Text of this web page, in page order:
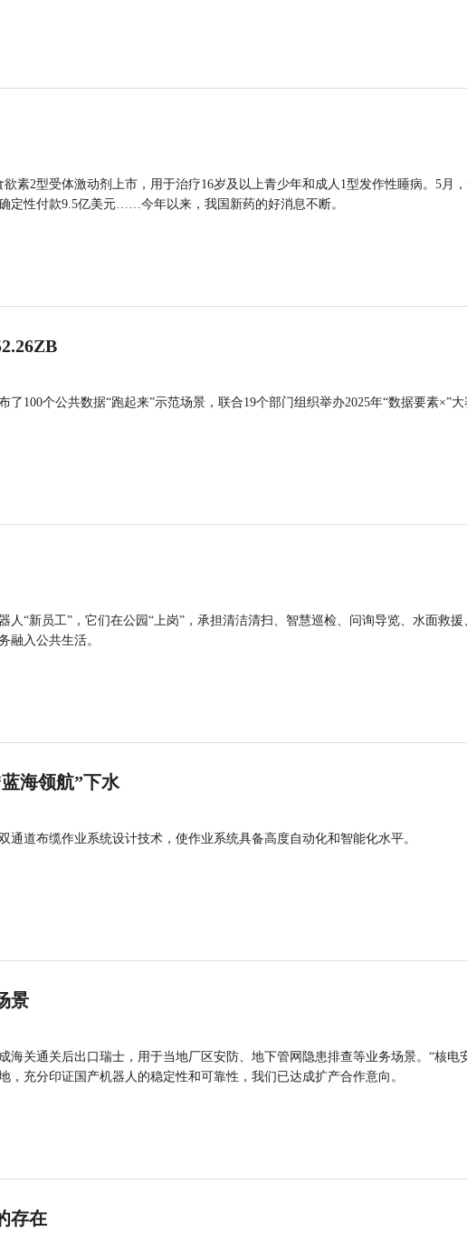
素2型受体激动剂上市，用于治疗16岁及以上青少年和成人1型发作性睡病。5月
定性付款9.5亿美元……今年以来，我国新药的好消息不断。
了100个公共数据“跑起来”示范场景，联合19个部门组织举办2025年“数据要素×”大
人“新员工”，它们在公园“上岗”，承担清洁清扫、智慧巡检、问询导览、水面救援
融入公共生活。
海领航”下水
通道布缆作业系统设计技术，使作业系统具备高度自动化和智能化水平。
景
海关通关后出口瑞士，用于当地厂区安防、地下管网隐患排查等业务场景。“核电
，充分印证国产机器人的稳定性和可靠性，我们已达成扩产合作意向。
存在